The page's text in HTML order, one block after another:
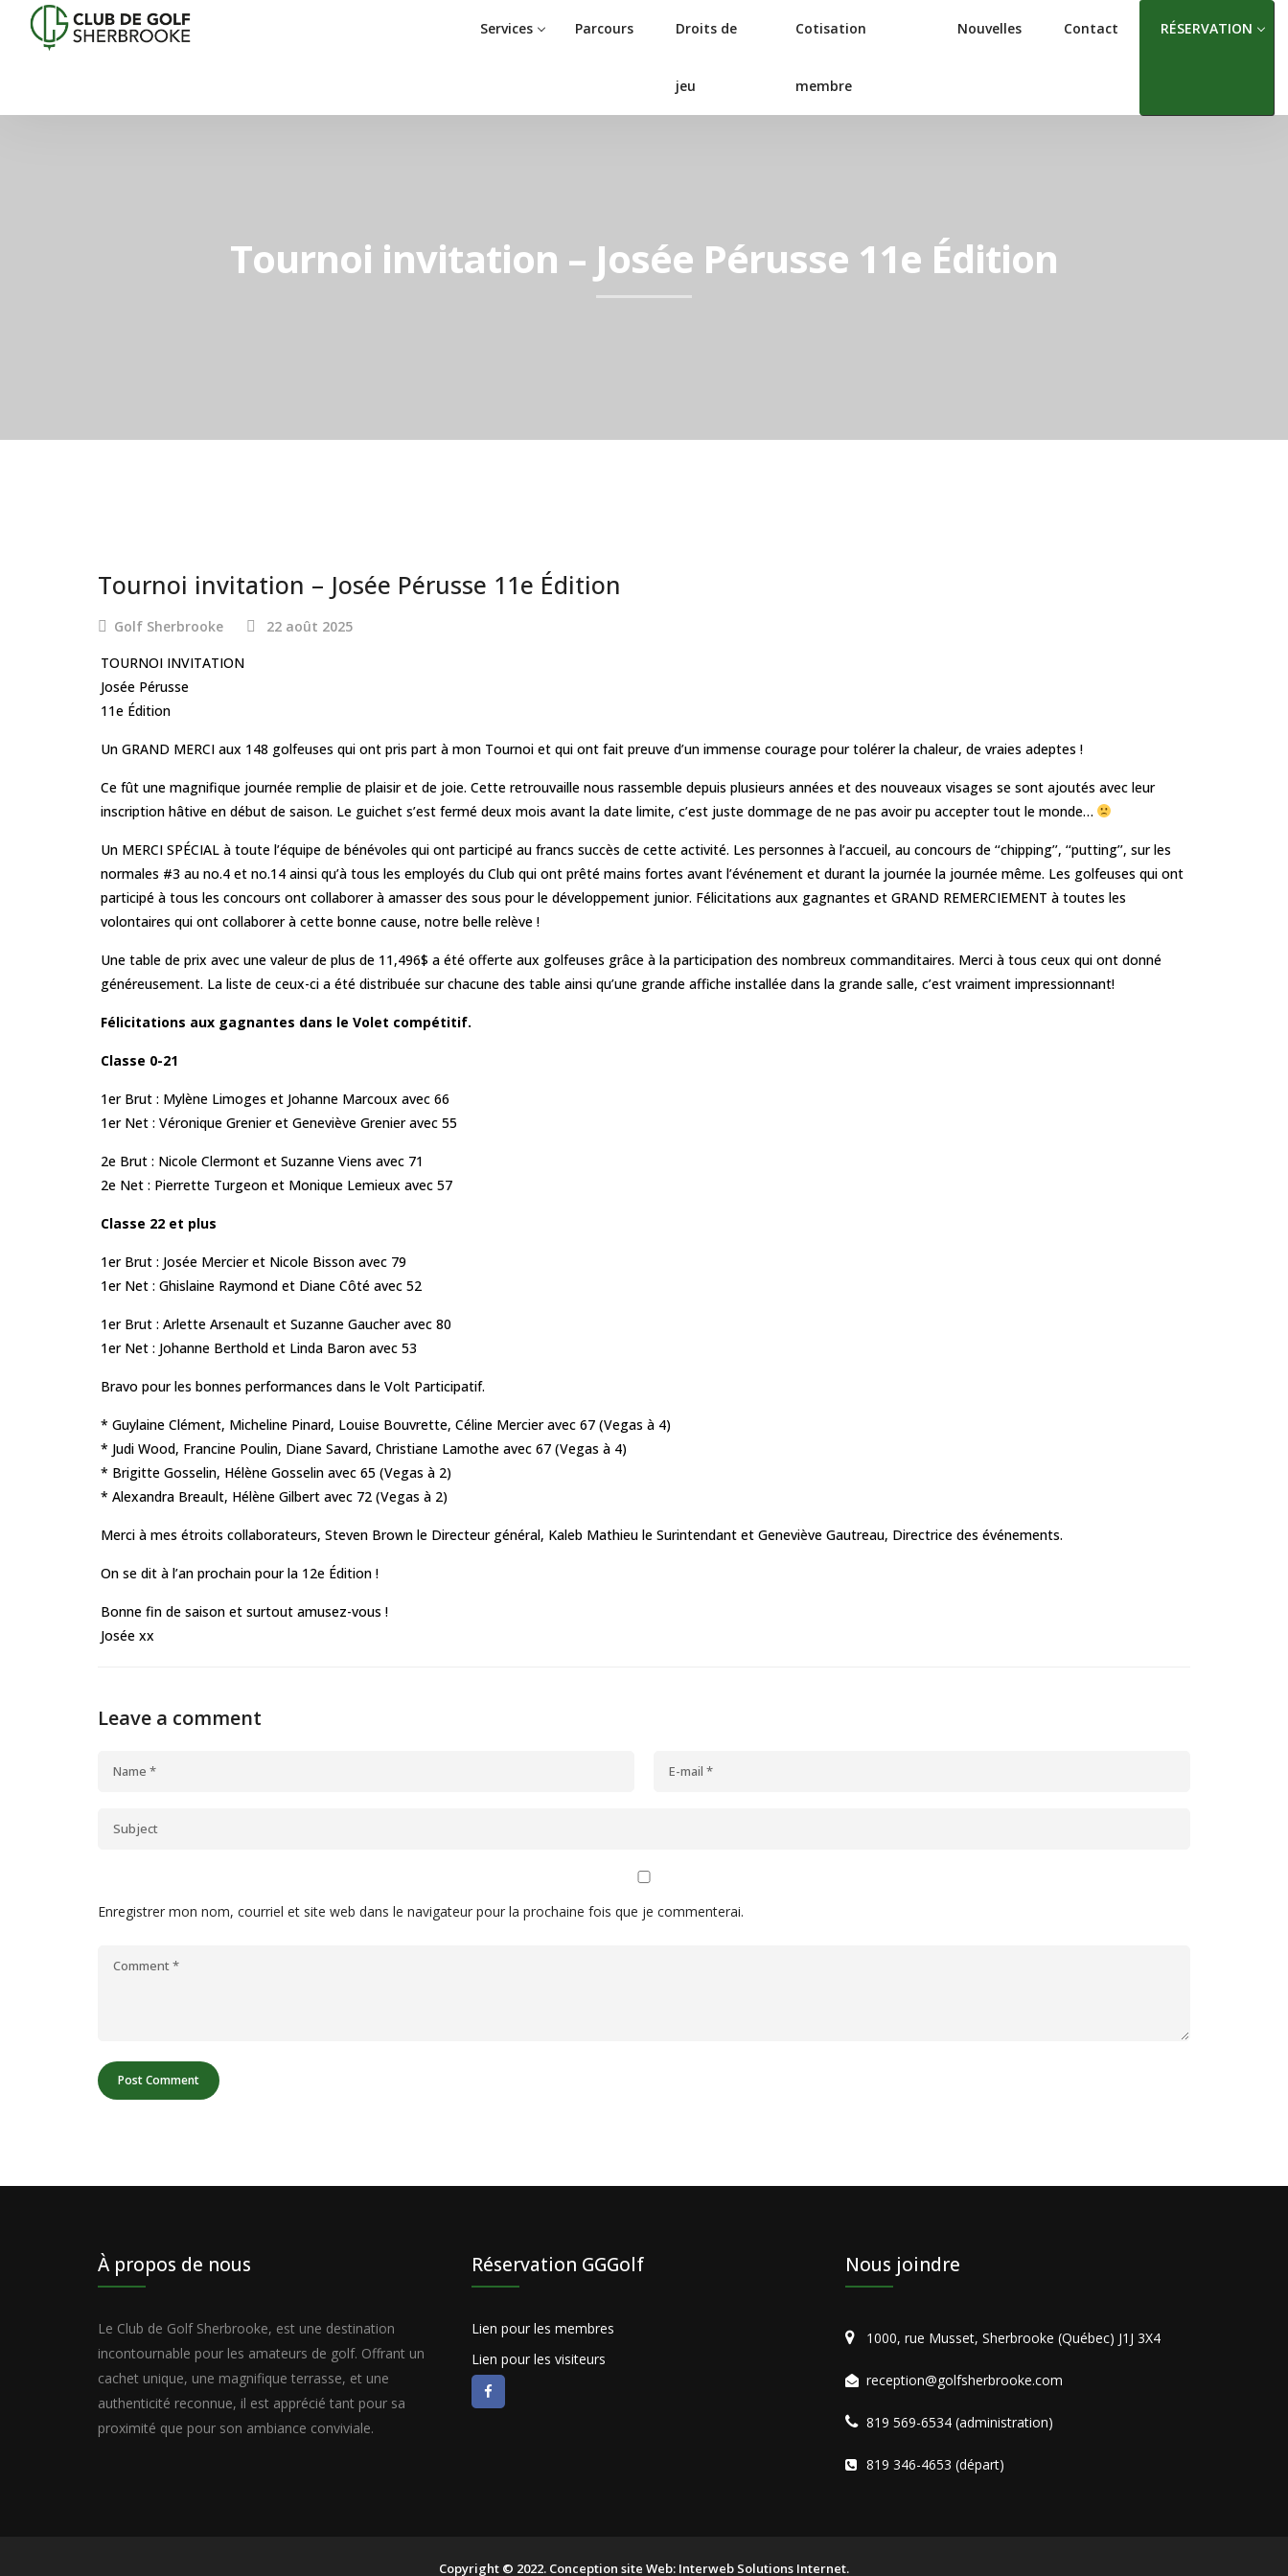
Services Parcours Droits de
jeu
Cotisation
membre
Nouvelles Contact RÉSERVATION
Tournoi invitation – Josée Pérusse 11e Édition
Tournoi invitation – Josée Pérusse 11e Édition
Golf Sherbrooke
22 août 2025
TOURNOI INVITATION
Josée Pérusse
11e Édition
Un GRAND MERCI aux 148 golfeuses qui ont pris part à mon Tournoi et qui ont fait preuve d’un immense courage pour tolérer la chaleur, de vraies adeptes !
Ce fût une magnifique journée remplie de plaisir et de joie. Cette retrouvaille nous rassemble depuis plusieurs années et des nouveaux visages se sont ajoutés avec leur
inscription hâtive en début de saison. Le guichet s’est fermé deux mois avant la date limite, c’est juste dommage de ne pas avoir pu accepter tout le monde…
Un MERCI SPÉCIAL à toute l’équipe de bénévoles qui ont participé au francs succès de cette activité. Les personnes à l’accueil, au concours de ‘‘chipping’’, ‘‘putting’’, sur les
normales #3 au no.4 et no.14 ainsi qu’à tous les employés du Club qui ont prêté mains fortes avant l’événement et durant la journée la journée même. Les golfeuses qui ont
participé à tous les concours ont collaborer à amasser des sous pour le développement junior. Félicitations aux gagnantes et GRAND REMERCIEMENT à toutes les
volontaires qui ont collaborer à cette bonne cause, notre belle relève !
Une table de prix avec une valeur de plus de 11,496$ a été offerte aux golfeuses grâce à la participation des nombreux commanditaires. Merci à tous ceux qui ont donné
généreusement. La liste de ceux-ci a été distribuée sur chacune des table ainsi qu’une grande affiche installée dans la grande salle, c’est vraiment impressionnant!
Félicitations aux gagnantes dans le Volet compétitif.
Classe 0-21
1er Brut : Mylène Limoges et Johanne Marcoux avec 66
1er Net : Véronique Grenier et Geneviève Grenier avec 55
2e Brut : Nicole Clermont et Suzanne Viens avec 71
2e Net : Pierrette Turgeon et Monique Lemieux avec 57
Classe 22 et plus
1er Brut : Josée Mercier et Nicole Bisson avec 79
1er Net : Ghislaine Raymond et Diane Côté avec 52
1er Brut : Arlette Arsenault et Suzanne Gaucher avec 80
1er Net : Johanne Berthold et Linda Baron avec 53
Bravo pour les bonnes performances dans le Volt Participatif.
* Guylaine Clément, Micheline Pinard, Louise Bouvrette, Céline Mercier avec 67 (Vegas à 4)
* Judi Wood, Francine Poulin, Diane Savard, Christiane Lamothe avec 67 (Vegas à 4)
* Brigitte Gosselin, Hélène Gosselin avec 65 (Vegas à 2)
* Alexandra Breault, Hélène Gilbert avec 72 (Vegas à 2)
Merci à mes étroits collaborateurs, Steven Brown le Directeur général, Kaleb Mathieu le Surintendant et Geneviève Gautreau, Directrice des événements.
On se dit à l’an prochain pour la 12e Édition !
Bonne fin de saison et surtout amusez-vous !
Josée xx
Leave a comment
Enregistrer mon nom, courriel et site web dans le navigateur pour la prochaine fois que je commenterai.
À propos de nous
Le Club de Golf Sherbrooke, est une destination
incontournable pour les amateurs de golf. Offrant un
cachet unique, une magnifique terrasse, et une
authenticité reconnue, il est apprécié tant pour sa
proximité que pour son ambiance conviviale.
Réservation GGGolf
Lien pour les membres
Lien pour les visiteurs
Nous joindre
1000, rue Musset, Sherbrooke (Québec) J1J 3X4
reception@golfsherbrooke.com
819 569-6534 (administration)
819 346-4653 (départ)
Copyright © 2022. Conception site Web: Interweb Solutions Internet.